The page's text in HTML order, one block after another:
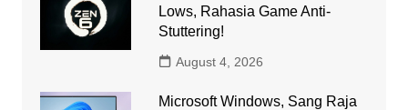
Lows, Rahasia Game Anti-
Stuttering!
August 4, 2026
Microsoft Windows, Sang Raja